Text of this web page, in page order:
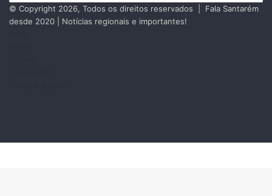
© Copyright 2026, Todos os direitos reservados | Fala Santarém
desde 2020 | Notícias regionais e importantes!